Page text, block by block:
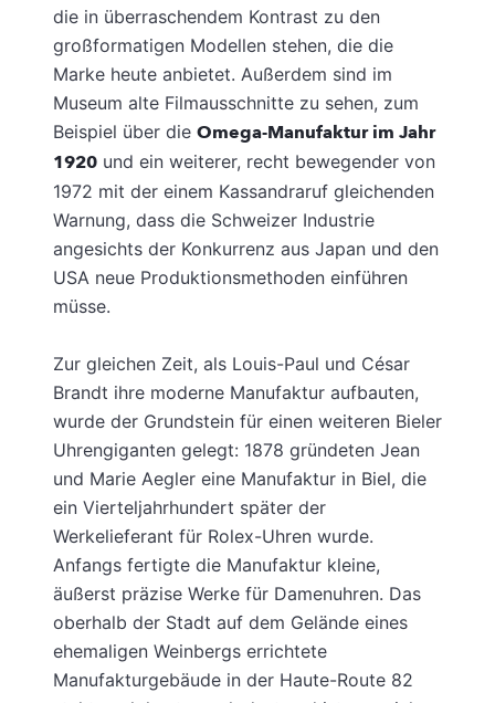
die in überraschendem Kontrast zu den
großformatigen Modellen stehen, die die
Marke heute anbietet. Außerdem sind im
Museum alte Filmausschnitte zu sehen, zum
Beispiel über die Omega-Manufaktur im Jahr
1920 und ein weiterer, recht bewegender von
1972 mit der einem Kassandraruf gleichenden
Warnung, dass die Schweizer Industrie
angesichts der Konkurrenz aus Japan und den
USA neue Produktionsmethoden einführen
müsse.
Zur gleichen Zeit, als Louis-Paul und César
Brandt ihre moderne Manufaktur aufbauten,
wurde der Grundstein für einen weiteren Bieler
Uhrengiganten gelegt: 1878 gründeten Jean
und Marie Aegler eine Manufaktur in Biel, die
ein Vierteljahrhundert später der
Werkelieferant für Rolex-Uhren wurde.
Anfangs fertigte die Manufaktur kleine,
äußerst präzise Werke für Damenuhren. Das
oberhalb der Stadt auf dem Gelände eines
ehemaligen Weinbergs errichtete
Manufakturgebäude in der Haute-Route 82